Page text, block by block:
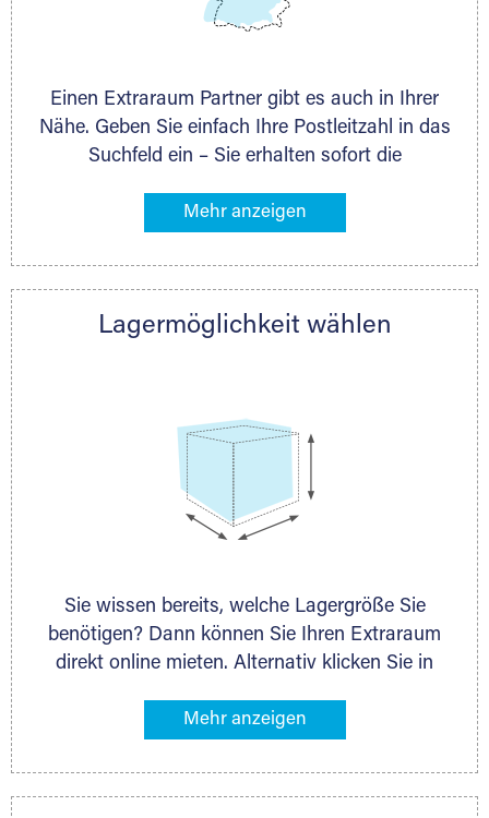
Einen Extraraum Partner gibt es auch in Ihrer
Nähe. Geben Sie einfach Ihre Postleitzahl in das
Suchfeld ein – Sie erhalten sofort die
Lagermöglichkeiten in Ihrer Nähe. An zahlreichen
direkt online mieten. Gibt es Extraraum noch
nächstgelegenen Partner und besprechen alles
Lagermöglichkeit wählen
Sie wissen bereits, welche Lagergröße Sie
benötigen? Dann können Sie Ihren Extraraum
direkt online mieten. Alternativ klicken Sie in
Gegenstände an, die Sie einlagern möchten –
ermittelt. Natürlich steht Ihnen Ihr Extraraum